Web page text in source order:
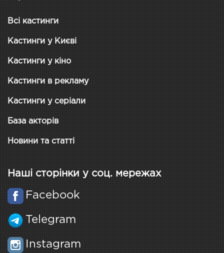
Всі кастинги
Кастинги у Києві
Кастинги у кіно
Кастинги в рекламу
Кастинги у серіали
База акторів
Новини та статті
Наші сторінки у соц. мережах
Facebook
Telegram
Instagram